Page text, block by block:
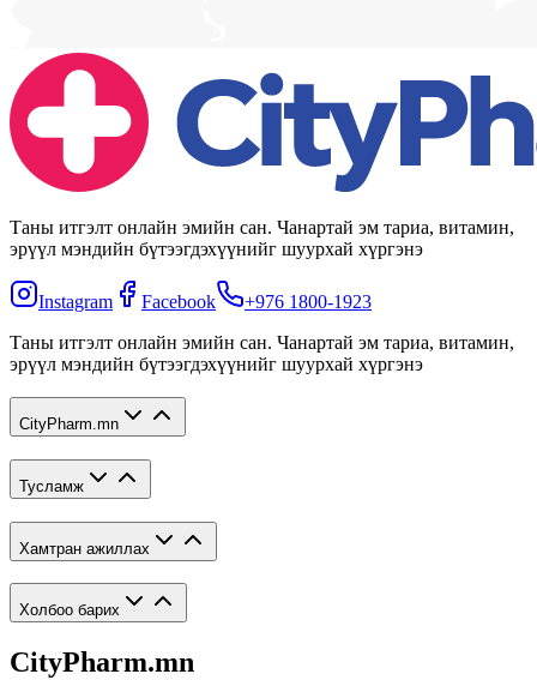
Таны итгэлт онлайн эмийн сан. Чанартай эм тариа, витамин,
эрүүл мэндийн бүтээгдэхүүнийг шуурхай хүргэнэ
Instagram Facebook
+976 1800-1923
Таны итгэлт онлайн эмийн сан. Чанартай эм тариа, витамин,
эрүүл мэндийн бүтээгдэхүүнийг шуурхай хүргэнэ
CityPharm.mn
Тусламж
Хамтран ажиллах
Холбоо барих
CityPharm.mn